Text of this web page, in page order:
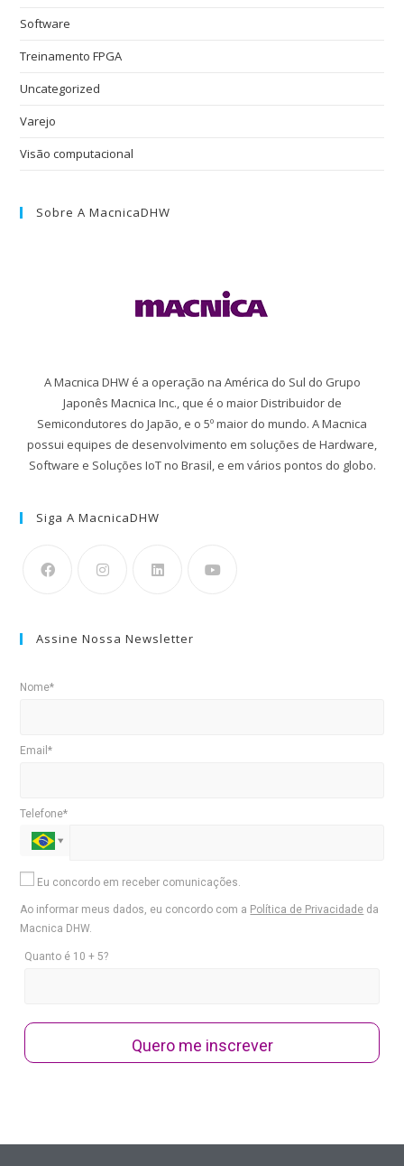
Software
Treinamento FPGA
Uncategorized
Varejo
Visão computacional
Sobre A MacnicaDHW
A Macnica DHW é a operação na América do Sul do Grupo
Japonês Macnica Inc., que é o maior Distribuidor de
Semicondutores do Japão, e o 5º maior do mundo. A Macnica
possui equipes de desenvolvimento em soluções de Hardware,
Software e Soluções IoT no Brasil, e em vários pontos do globo.
Siga A MacnicaDHW
Assine Nossa Newsletter
Nome*
Email*
Telefone*
Eu concordo em receber comunicações.
Ao informar meus dados, eu concordo com a Política de Privacidade da
Macnica DHW.
Quanto é 10 + 5?
Quero me inscrever